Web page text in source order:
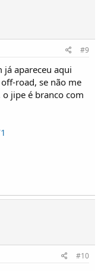
#9
apareceu aqui
road, se não me
jipe é branco com
#10